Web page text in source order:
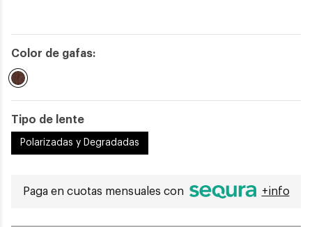
Color de gafas:
Tipo de lente
Polarizadas y Degradadas
Paga en cuotas mensuales con +info